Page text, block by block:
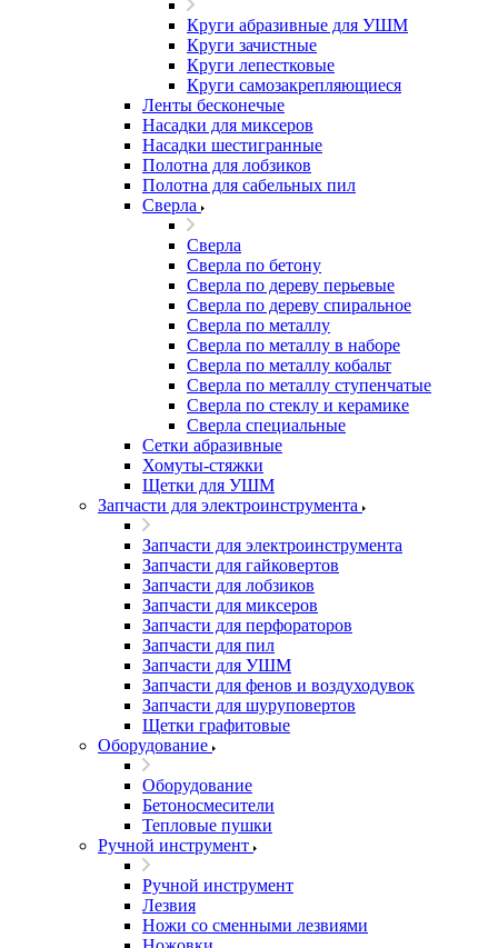
Круги абразивные для УШМ
Круги зачистные
Круги лепестковые
Круги самозакрепляющиеся
Ленты бесконечые
Насадки для миксеров
Насадки шестигранные
Полотна для лобзиков
Полотна для сабельных пил
Сверла
Сверла
Сверла по бетону
Сверла по дереву перьевые
Сверла по дереву спиральное
Сверла по металлу
Сверла по металлу в наборе
Сверла по металлу кобальт
Сверла по металлу ступенчатые
Сверла по стеклу и керамике
Сверла специальные
Сетки абразивные
Хомуты-стяжки
Щетки для УШМ
Запчасти для электроинструмента
Запчасти для электроинструмента
Запчасти для гайковертов
Запчасти для лобзиков
Запчасти для миксеров
Запчасти для перфораторов
Запчасти для пил
Запчасти для УШМ
Запчасти для фенов и воздуходувок
Запчасти для шуруповертов
Щетки графитовые
Оборудование
Оборудование
Бетоносмесители
Тепловые пушки
Ручной инструмент
Ручной инструмент
Лезвия
Ножи со сменными лезвиями